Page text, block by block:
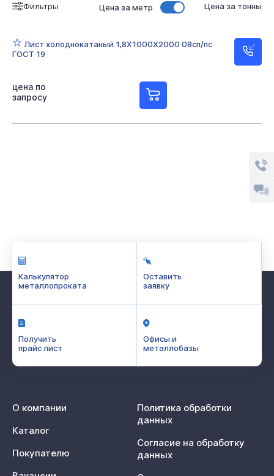
Фильтры Цена за метр Цена за тонны
Лист холоднокатаный 1,8Х1000Х2000 08сп/пс
ГОСТ 19
цена по
запросу
Калькулятор
металлопроката
Оставить
заявку
Получить
прайс лист
Офисы и
металлобазы
О компании
Каталог
Покупателю
Политика обработки
данных
Согласие на обработку
данных